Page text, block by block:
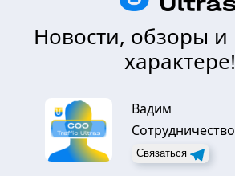
Новости, обзоры и
характере!
Вадим
Сотрудничество
Связаться